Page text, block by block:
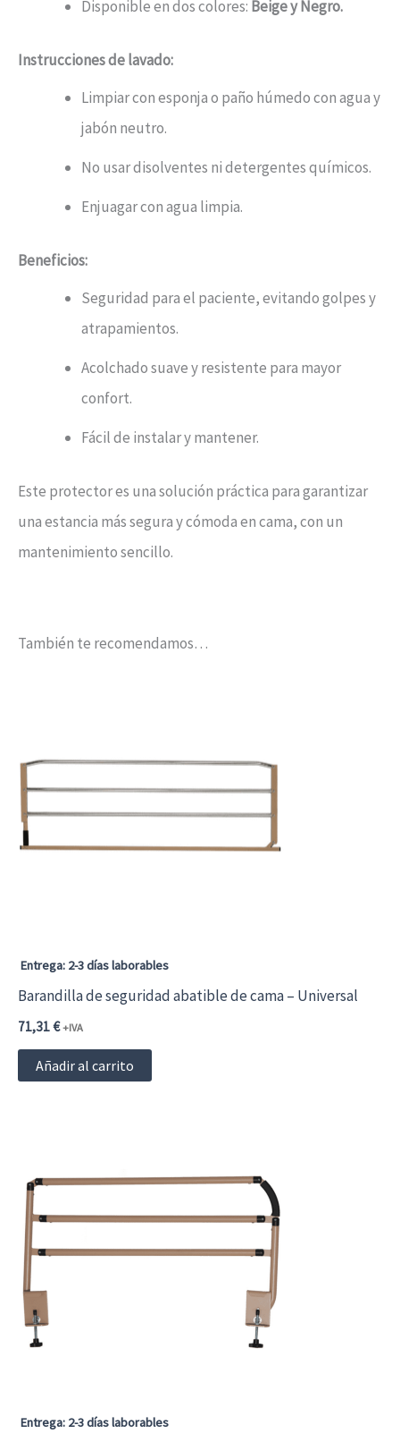
Disponible en dos colores: Beige y Negro.
Instrucciones de lavado:
Limpiar con esponja o paño húmedo con agua y
jabón neutro.
No usar disolventes ni detergentes químicos.
Enjuagar con agua limpia.
Beneficios:
Seguridad para el paciente, evitando golpes y
atrapamientos.
Acolchado suave y resistente para mayor
confort.
Fácil de instalar y mantener.
Este protector es una solución práctica para garantizar
una estancia más segura y cómoda en cama, con un
mantenimiento sencillo.
También te recomendamos…
Entrega: 2-3 días laborables
Barandilla de seguridad abatible de cama – Universal
71,31€ +IVA
Añadir al carrito
Entrega: 2-3 días laborables